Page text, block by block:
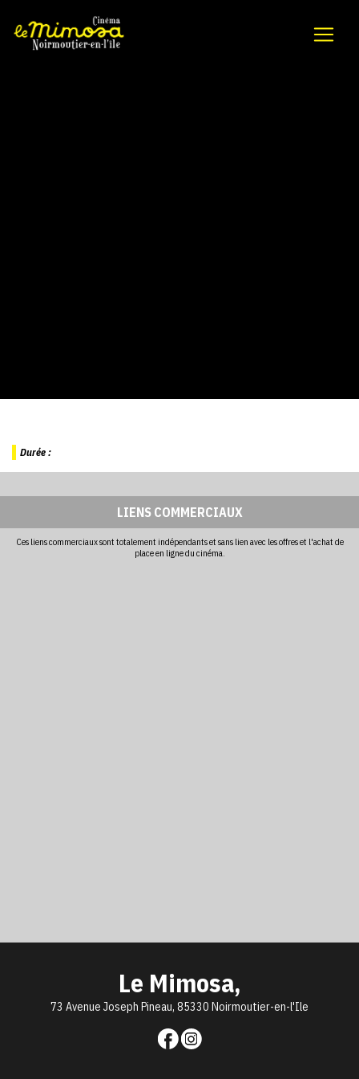
Durée :
LIENS COMMERCIAUX
Ces liens commerciaux sont totalement indépendants et sans lien avec les offres et l'achat de
place en ligne du cinéma.
Le Mimosa,
73 Avenue Joseph Pineau, 85330 Noirmoutier-en-l'Ile